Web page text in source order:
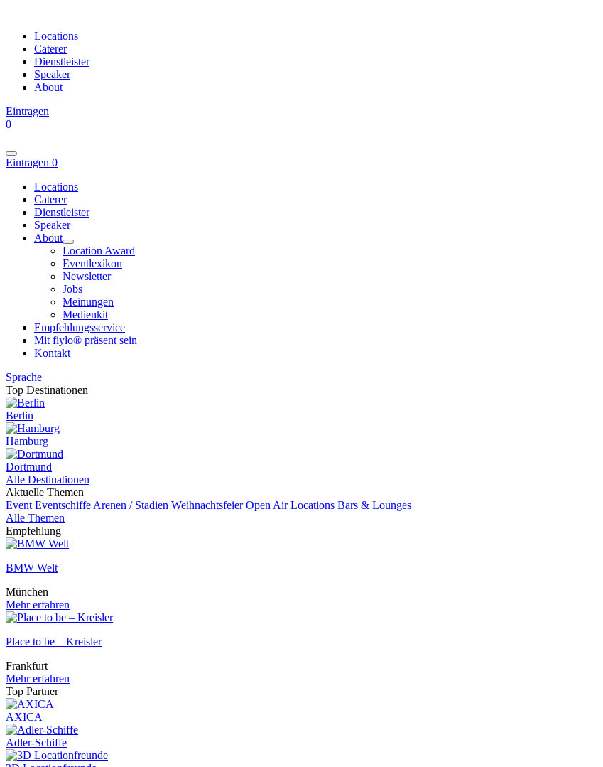
Locations
Caterer
Dienstleister
Speaker
About
Eintragen
0
Eintragen 0
Locations
Caterer
Dienstleister
Speaker
About
Location Award
Eventlexikon
Newsletter
Jobs
Meinungen
Medienkit
Empfehlungsservice
Mit fiylo® präsent sein
Kontakt
Sprache
Top Destinationen
Berlin
Hamburg
Dortmund
Alle Destinationen
Aktuelle Themen
Event Eventschiffe Arenen / Stadien WeihnachtsfeierOpen Air Locations Bars & Lounges
Alle Themen
Empfehlung
BMW Welt
München
Mehr erfahren
Place to be – Kreisler
Frankfurt
Mehr erfahren
Top Partner
AXICA
Adler-Schiffe